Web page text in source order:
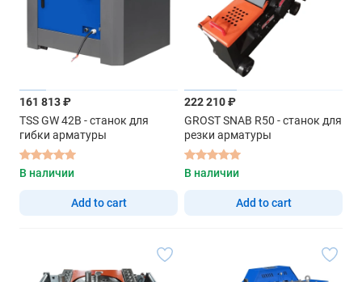
161 813 ₽
TSS GW 42B - станок для
гибки арматуры
В наличии
Add to cart
222 210 ₽
GROST SNAB R50 - станок для
резки арматуры
В наличии
Add to cart